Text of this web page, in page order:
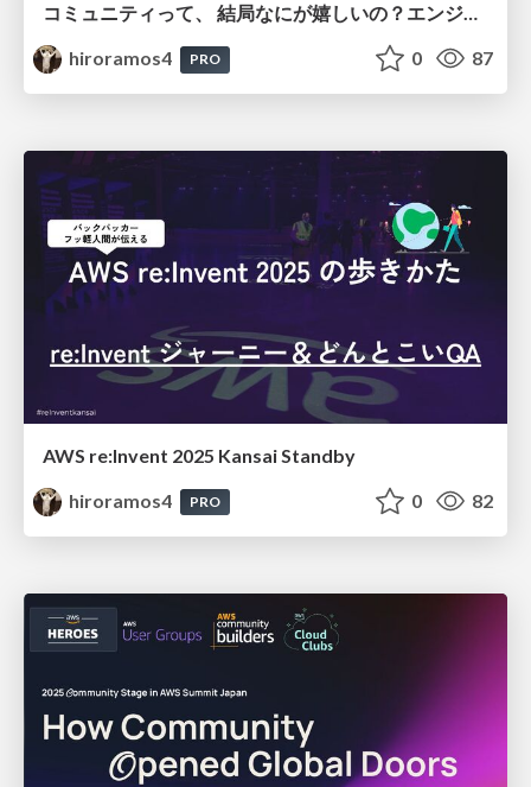
コミュニティって、 結局なにが嬉しいの？エンジニアの質問に 一挙回答。100連発！
hiroramos4
PRO 0 87
AWS re:Invent 2025 Kansai Standby
hiroramos4
PRO 0 82